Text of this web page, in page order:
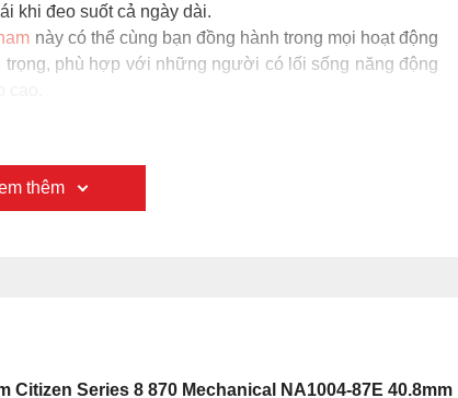
khi đeo suốt cả ngày dài.
này có thể cùng bạn đồng hành trong mọi hoạt động
phù hợp với những người có lối sống năng động
thêm
Citizen Series 8 870 Mechanical NA1004-87E 40.8mm